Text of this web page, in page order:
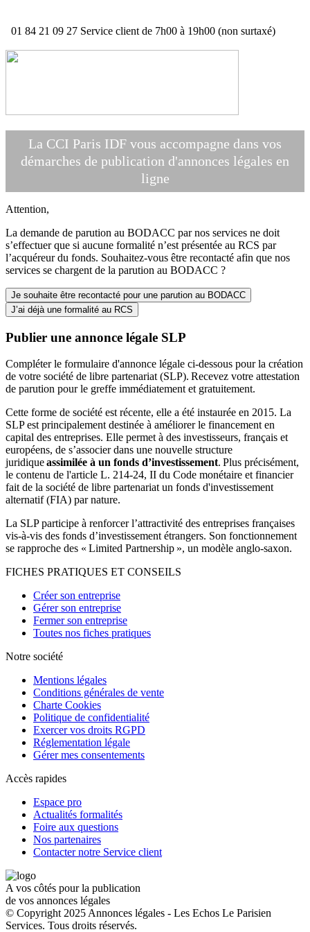
01 84 21 09 27 Service client de 7h00 à 19h00 (non surtaxé)
La CCI Paris IDF vous accompagne dans vos
démarches de publication d'annonces légales en
ligne
Attention,
La demande de parution au BODACC par nos services ne doit
s’effectuer que si aucune formalité n’est présentée au RCS par
l’acquéreur du fonds. Souhaitez-vous être recontacté afin que nos
services se chargent de la parution au BODACC ?
Je souhaite être recontacté pour une parution au BODACC
J’ai déjà une formalité au RCS
Publier une annonce légale SLP
Compléter le formulaire d'annonce légale ci-dessous pour la création
de votre société de libre partenariat (SLP). Recevez votre attestation
de parution pour le greffe immédiatement et gratuitement.
Cette forme de société est récente, elle a été instaurée en 2015. La
SLP est principalement destinée à améliorer le financement en
capital des entreprises. Elle permet à des investisseurs, français et
européens, de s’associer dans une nouvelle structure
juridiqueassimilée à un fonds d’investissement. Plus précisément,
le contenu de l'article L. 214-24, II du Code monétaire et financier
fait de la société de libre partenariat un fonds d'investissement
alternatif (FIA) par nature.
La SLP participe à renforcer l’attractivité des entreprises françaises
vis-à-vis des fonds d’investissement étrangers. Son fonctionnement
se rapproche des « Limited Partnership », un modèle anglo-saxon.
FICHES PRATIQUES ET CONSEILS
Créer son entreprise
Gérer son entreprise
Fermer son entreprise
Toutes nos fiches pratiques
Notre société
Mentions légales
Conditions générales de vente
Charte Cookies
Politique de confidentialité
Exercer vos droits RGPD
Réglementation légale
Gérer mes consentements
Accès rapides
Espace pro
Actualités formalités
Foire aux questions
Nos partenaires
Contacter notre Service client
A vos côtés pour la publication
de vos annonces légales
© Copyright 2025 Annonces légales - Les Echos Le Parisien
Services. Tous droits réservés.